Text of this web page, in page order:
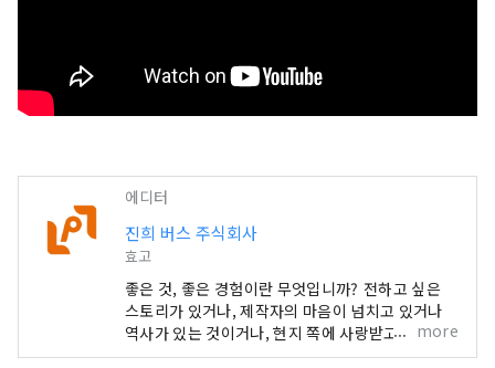
에디터
진희 버스 주식회사
효고
좋은 것, 좋은 경험이란 무엇입니까? 전하고 싶은
스토리가 있거나, 제작자의 마음이 넘치고 있거나
역사가 있는 것이거나, 현지 쪽에 사랑받고 있다고
많이 특징은 들 수 있습니다. 굉장한 물건이나 체험
more